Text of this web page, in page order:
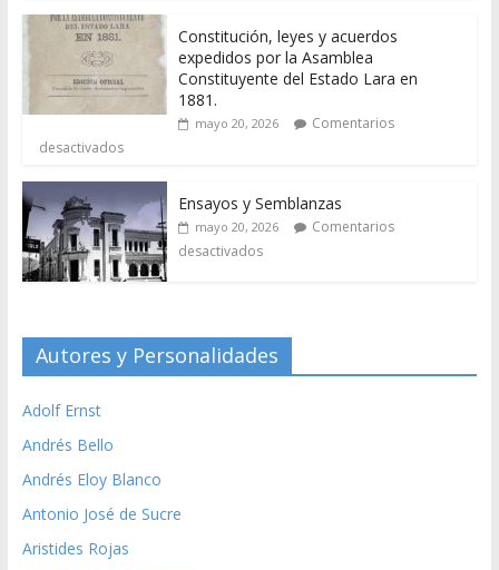
Constitución, leyes y acuerdos
expedidos por la Asamblea
Constituyente del Estado Lara en
1881.
mayo 20, 2026
Comentarios
desactivados
Ensayos y Semblanzas
mayo 20, 2026
Comentarios
desactivados
Autores y Personalidades
Adolf Ernst
Andrés Bello
Andrés Eloy Blanco
Antonio José de Sucre
Aristides Rojas